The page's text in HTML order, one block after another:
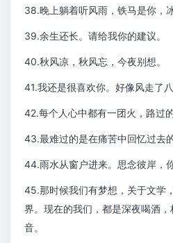
38.晚上躺着听风雨，铁马是你，
39.余生还长。请给我你的建议。
40.秋风凉，秋风忘，今夜别想。
41.我还是很喜欢你。好像风走了
42.每个人心中都有一团火，路过
43.最难过的是在痛苦中回忆过去的
44.雨水从窗户进来。思念彼岸，
45.那时候我们有梦想，关于文学
界。现在的我们，都是深夜喝酒
音。